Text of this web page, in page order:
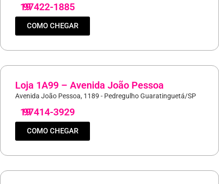
19
97422-1885
COMO CHEGAR
Loja 1A99 – Avenida João Pessoa
Avenida João Pessoa, 1189 - Pedregulho Guaratinguetá/SP
19
97414-3929
COMO CHEGAR